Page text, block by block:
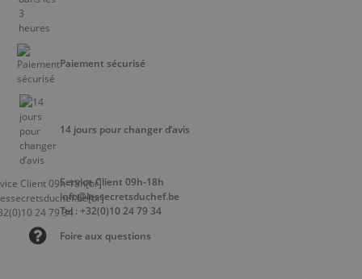
Paiement sécurisé
14 jours pour changer d’avis
Service Client 09h-18h
info@lessecretsduchef.be
Tel : +32(0)10 24 79 34
Foire aux questions